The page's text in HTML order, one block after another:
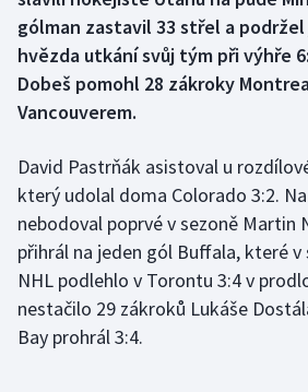
Curling
Dostihy
Florbal
Futsal
Golf
Gymnastika
gólman zastavil 33 střel a
hvězda utkání svůj tým při výhře
Dobeš pomohl 28 zákroky
Vancouverem.
David Pastrňák asistoval u
který udolal doma Colorado 3:2.
nebodoval poprvé v sezoně Martin
přihrál na jeden gól Buffala, které
NHL podlehlo v Torontu 3:4 v
nestačilo 29 zákroků Lukáše
Bay prohrál 3:4.